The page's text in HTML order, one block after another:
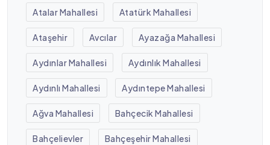
Atalar Mahallesi Atatürk Mahallesi
Ataşehir Avcılar Ayazağa Mahallesi
Aydınlar Mahallesi Aydınlık Mahallesi
Aydınlı Mahallesi Aydıntepe Mahallesi
Ağva Mahallesi Bahçecik Mahallesi
Bahçelievler Bahçeşehir Mahallesi